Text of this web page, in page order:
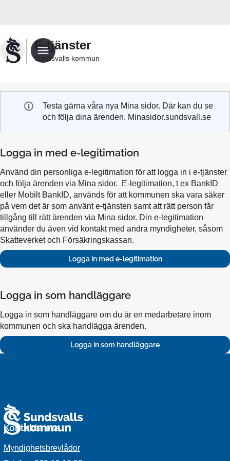
Sundsvalls
kommuns
e-
E-tjänster
Sundsvalls kommun
Testa gärna våra nya Mina sidor. Där kan du se
och följa dina ärenden. Minasidor.sundsvall.se
Logga in med e-legitimation
Använd din personliga e-legitimation för att logga in i e-tjänster
och följa ärenden via Mina sidor. E-legitimation, t ex BankID
eller Mobilt BankID, används för att kommunen ska vara säker
på vem det är som använt e-tjänsten samt att rätt person får
tillgång till rätt ärenden via Mina sidor. Din e-legitimation
använder du även vid kontakt med andra myndigheter, såsom
Skatteverket och Försäkringskassan.
Logga in som handläggare
Logga in som handläggare om du är en medarbetare inom
kommunen och ska handlägga ärenden.
Kontakta oss
Myndighetsbrevlådor